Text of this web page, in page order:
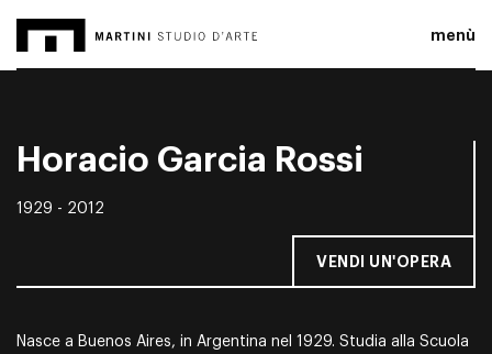
menù
Horacio Garcia Rossi
1929 - 2012
VENDI UN'OPERA
Nasce a Buenos Aires, in Argentina nel 1929. Studia alla Scuola